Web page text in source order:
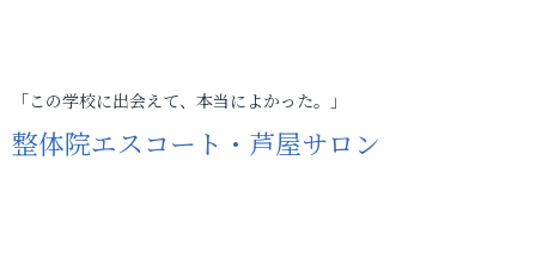
「この学校に出会えて、本当によかった。」
整体院エスコート・芦屋サロン